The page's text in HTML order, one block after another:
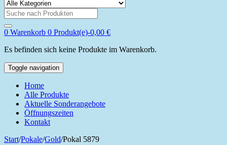
Search
for:
0 Warenkorb 0 Produkt(e)-0,00 €
Es befinden sich keine Produkte im Warenkorb.
Toggle navigation
Home
Alle Produkte
Aktuelle Sonderangebote
Öffnungszeiten
Kontakt
Start/Pokale/Gold/Pokal 5879